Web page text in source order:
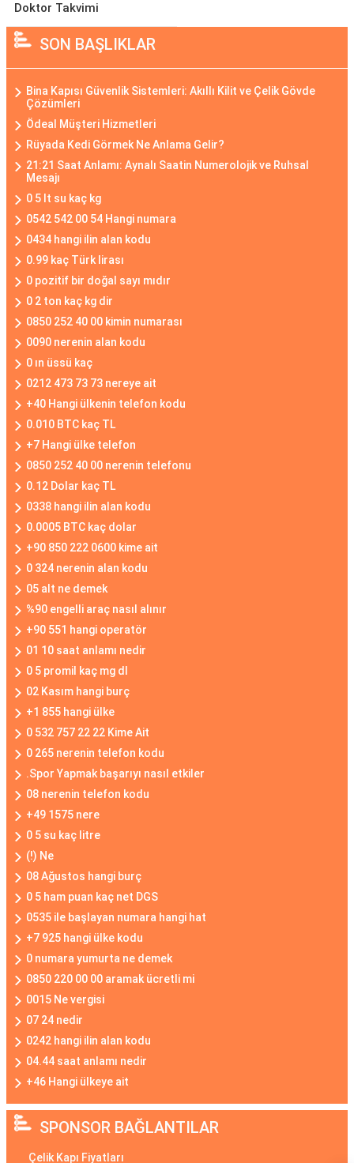
Doktor Takvimi
SON BAŞLIKLAR
Bina Kapısı Güvenlik Sistemleri: Akıllı Kilit ve Çelik Gövde
Çözümleri
Ödeal Müşteri Hizmetleri
Rüyada Kedi Görmek Ne Anlama Gelir?
21:21 Saat Anlamı: Aynalı Saatin Numerolojik ve Ruhsal
Mesajı
0 5 lt su kaç kg
0542 542 00 54 Hangi numara
0434 hangi ilin alan kodu
0.99 kaç Türk lirası
0 pozitif bir doğal sayı mıdır
0 2 ton kaç kg dir
0850 252 40 00 kimin numarası
0090 nerenin alan kodu
0 ın üssü kaç
0212 473 73 73 nereye ait
+40 Hangi ülkenin telefon kodu
0.010 BTC kaç TL
+7 Hangi ülke telefon
0850 252 40 00 nerenin telefonu
0.12 Dolar kaç TL
0338 hangi ilin alan kodu
0.0005 BTC kaç dolar
+90 850 222 0600 kime ait
0 324 nerenin alan kodu
05 alt ne demek
%90 engelli araç nasıl alınır
+90 551 hangi operatör
01 10 saat anlamı nedir
0 5 promil kaç mg dl
02 Kasım hangi burç
+1 855 hangi ülke
0 532 757 22 22 Kime Ait
0 265 nerenin telefon kodu
.Spor Yapmak başarıyı nasıl etkiler
08 nerenin telefon kodu
+49 1575 nere
0 5 su kaç litre
(!) Ne
08 Ağustos hangi burç
0 5 ham puan kaç net DGS
0535 ile başlayan numara hangi hat
+7 925 hangi ülke kodu
0 numara yumurta ne demek
0850 220 00 00 aramak ücretli mi
0015 Ne vergisi
07 24 nedir
0242 hangi ilin alan kodu
04.44 saat anlamı nedir
+46 Hangi ülkeye ait
SPONSOR BAĞLANTILAR
Çelik Kapı Fiyatları